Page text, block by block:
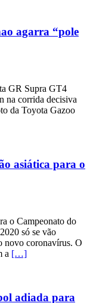
agarra “pole
GR Supra GT4
na corrida decisiva
da Toyota Gazoo
asiática para o
o Campeonato do
só se vão
novo coronavírus. O
a […]
adiada para